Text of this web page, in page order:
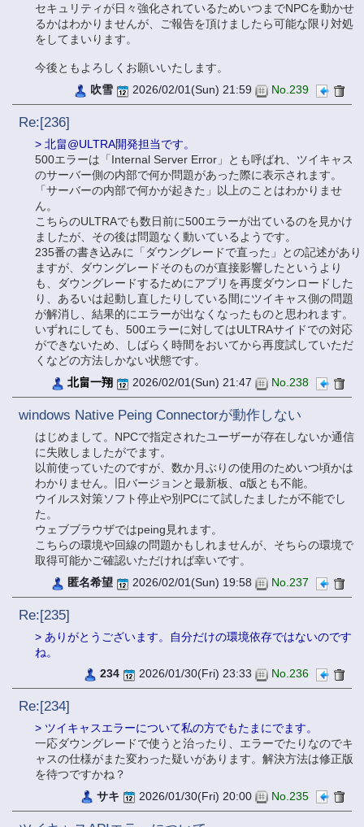
セキュリティが日々強化されているためいつまでNPCを動かせ
るかはわかりませんが、ご報告を頂けましたら可能な限り対処
をしてまいります。
今後ともよろしくお願いいたします。
吹雪
2026/02/01(Sun) 21:59 No.239
Re:[236]
> 北畠@ULTRA開発担当です。
500エラーは「Internal Server Error」とも呼ばれ、ツイキャス
のサーバー側の内部で何か問題があった際に表示されます。
「サーバーの内部で何かが起きた」以上のことはわかりませ
ん。
こちらのULTRAでも数日前に500エラーが出ているのを見かけ
ましたが、その後は問題なく動いているようです。
235番の書き込みに「ダウングレードで直った」との記述があり
ますが、ダウングレードそのものが直接影響したというより
も、ダウングレードするためにアプリを再度ダウンロードした
り、あるいは起動し直したりしている間にツイキャス側の問題
が解消し、結果的にエラーが出なくなったものと思われます。
いずれにしても、500エラーに対してはULTRAサイドでの対応
ができないため、しばらく時間をおいてから再度試していただ
くなどの方法しかない状態です。
北畠一翔
2026/02/01(Sun) 21:47 No.238
windows Native Peing Connectorが動作しない
はじめまして。NPCで指定されたユーザーが存在しないか通信
に失敗しましたがでます。
以前使っていたのですが、数か月ぶりの使用のためいつ頃かは
わかりません。旧バージョンと最新板、α版とも不能。
ウイルス対策ソフト停止や別PCにて試したましたが不能でし
た。
ウェブブラウザではpeing見れます。
こちらの環境や回線の問題かもしれませんが、そちらの環境で
取得可能かご確認いただければ幸いです。
匿名希望
2026/02/01(Sun) 19:58 No.237
Re:[235]
> ありがとうございます。自分だけの環境依存ではないのです
ね。
234
2026/01/30(Fri) 23:33 No.236
Re:[234]
> ツイキャスエラーについて私の方でもたまにでます。
一応ダウングレードで使うと治ったり、エラーでたりなのでキ
ャスの仕様がまた変わった疑いがあります。解決方法は修正版
を待つですかね？
サキ
2026/01/30(Fri) 20:00 No.235